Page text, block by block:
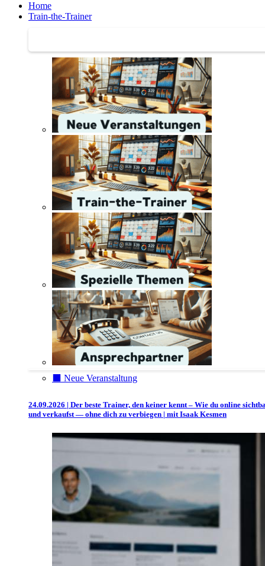
Home
Train-the-Trainer
⬛️ Neue Veranstaltung
24.09.2026 | Der beste Trainer, den keiner kennt – Wie du online
und verkaufst — ohne dich zu verbiegen | mit Isaak Kesmen